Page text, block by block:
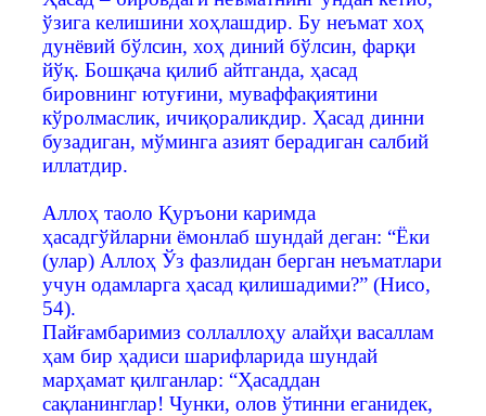
ўзига келишини хоҳлашдир. Бу неъмат хоҳ
дунёвий бўлсин, хоҳ диний бўлсин, фарқи
йўқ. Бошқача қилиб айтганда, ҳасад
бировнинг ютуғини, муваффақиятини
кўролмаслик, ичиқораликдир. Ҳасад динни
бузадиган, мўминга азият берадиган салбий
иллатдир.
Аллоҳ таоло Қуръони каримда
ҳасадгўйларни ёмонлаб шундай деган: “Ёки
(улар) Аллоҳ Ўз фазлидан берган неъматлари
учун одамларга ҳасад қилишадими?” (Нисо,
54).
Пайғамбаримиз соллаллоҳу алайҳи васаллам
ҳам бир ҳадиси шарифларида шундай
марҳамат қилганлар: “Ҳасаддан
сақланинглар! Чунки, олов ўтинни еганидек,